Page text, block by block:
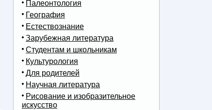
Палеонтология
География
Естествознание
Зарубежная литература
Студентам и школьникам
Культурология
Для родителей
Научная литература
Рисование и изобразительное
искусство